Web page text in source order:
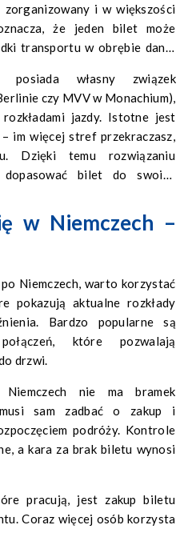
i w większości
że jeden bilet może
transportu w obrębie danej
posiada własny związek
czy MVV w Monachium),
jazdy. Istotne jest
im więcej stref przekraczasz,
Dzięki temu rozwiązaniu
bilet do swoich
w Niemczech –
Niemczech, warto korzystać
pokazują aktualne rozkłady
Bardzo popularne są
które pozwalają
drzwi.
nie ma bramek
sam zadbać o zakup i
podróży. Kontrole
a kara za brak biletu wynosi
pracują, jest zakup biletu
Coraz więcej osób korzysta